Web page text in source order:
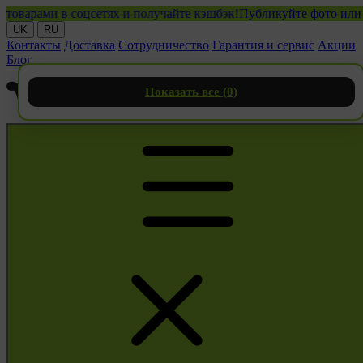
в соцсетях и получайте кэшбэк!Публикуйте фото или
UK RU
Контакты Доставка Сотрудничество Гарантия и сервис Акции
Блог
Показать все (0)